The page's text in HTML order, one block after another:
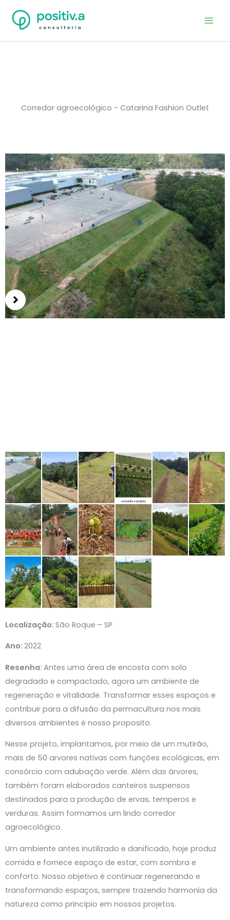
para
Corredor agroecológico - Catarina Fashion Outlet
Localização: São Roque – SP
Ano: 2022
Resenha: Antes uma área de encosta com solo
degradado e compactado, agora um ambiente de
regeneração e vitalidade. Transformar esses espaços e
contribuir para a difusão da permacultura nos mais
diversos ambientes é nosso proposito.
Nesse projeto, implantamos, por meio de um mutirão,
mais de 50 arvores nativas com funções ecológicas, em
consórcio com adubação verde. Além das árvores,
também foram elaborados canteiros suspensos
destinados para a produção de ervas, temperos e
verduras. Assim formamos um lindo corredor
agroecológico.
Um ambiente antes inutilizado e danificado, hoje produz
comida e fornece espaço de estar, com sombra e
conforto. Nosso objetivo é continuar regenerando e
transformando espaços, sempre trazendo harmonia da
natureza como princípio em nossos projetos.